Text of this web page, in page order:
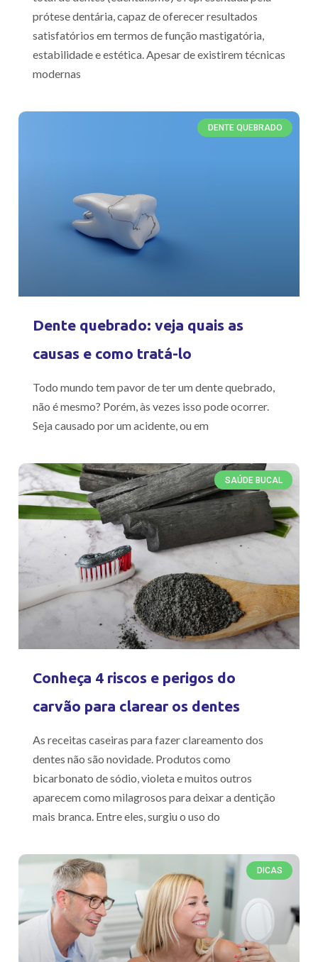
prótese dentária, capaz de oferecer resultados
satisfatórios em termos de função mastigatória,
estabilidade e estética. Apesar de existirem técnicas
modernas
DENTE QUEBRADO
Dente quebrado: veja quais as
causas e como tratá-lo
Todo mundo tem pavor de ter um dente quebrado,
não é mesmo? Porém, às vezes isso pode ocorrer.
Seja causado por um acidente, ou em
SAÚDE BUCAL
Conheça 4 riscos e perigos do
carvão para clarear os dentes
As receitas caseiras para fazer clareamento dos
dentes não são novidade. Produtos como
bicarbonato de sódio, violeta e muitos outros
aparecem como milagrosos para deixar a dentição
mais branca. Entre eles, surgiu o uso do
DICAS